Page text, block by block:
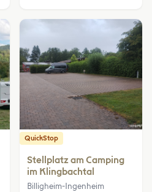
QuickStop
Stellplatz am Camping
im Klingbachtal
Billigheim-Ingenheim